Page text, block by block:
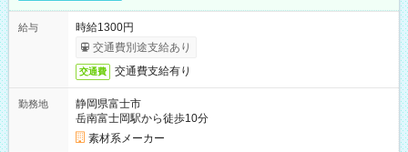
給与
時給1300円
交通費別途支給あり
交通費 交通費支給有り
勤務地
静岡県富士市
岳南富士岡駅から徒歩10分
素材系メーカー